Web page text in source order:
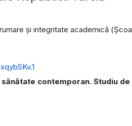
și integritate academică
contemporan. Studiu de